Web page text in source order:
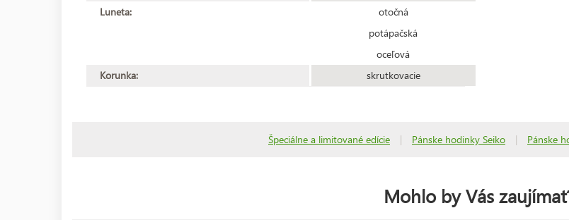
Luneta:
otočná
potápačská
oceľová
Korunka:
skrutkovacie
Špeciálne a limitované edície | Pánske hodinky Seiko | Pánske
Mohlo by Vás zaujímať